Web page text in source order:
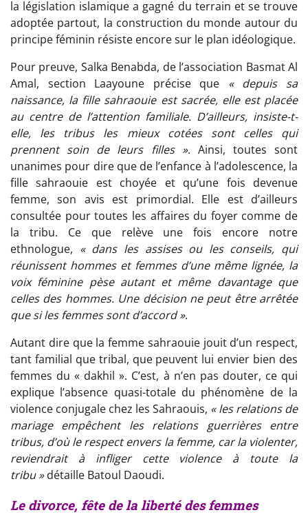
la législation islamique a gagné du terrain et se trouve
adoptée partout, la construction du monde autour du
principe féminin résiste encore sur le plan idéologique.
Pour preuve, Salka Benabda, de l’association Basmat Al
Amal, section Laayoune précise que « depuis sa
naissance, la fille sahraouie est sacrée, elle est placée
au centre de l’attention familiale. D’ailleurs, insiste-t-
elle, les tribus les mieux cotées sont celles qui
prennent soin de leurs filles ». Ainsi, toutes sont
unanimes pour dire que de l’enfance à l’adolescence, la
fille sahraouie est choyée et qu’une fois devenue
femme, son avis est primordial. Elle est d’ailleurs
consultée pour toutes les affaires du foyer comme de
la tribu. Ce que relève une fois encore notre
ethnologue, « dans les assises ou les conseils, qui
réunissent hommes et femmes d’une même lignée, la
voix féminine pèse autant et même davantage que
celles des hommes. Une décision ne peut être arrêtée
que si les femmes sont d’accord ».
Autant dire que la femme sahraouie jouit d’un respect,
tant familial que tribal, que peuvent lui envier bien des
femmes du « dakhil ». C’est, à n’en pas douter, ce qui
explique l’absence quasi-totale du phénomène de la
violence conjugale chez les Sahraouis, « les relations de
mariage empêchent les relations guerrières entre
tribus, d’où le respect envers la femme, car la violenter,
reviendrait à infliger cette violence à toute la
tribu »détaille Batoul Daoudi.
Le divorce, fête de la liberté des femmes